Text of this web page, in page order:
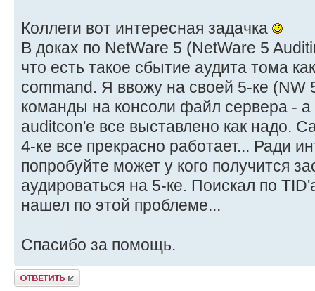
Коллеги вот интересная задачка
В доках по NetWare 5 (NetWare 5
что есть такое сбытие аудита тома
command. Я ввожу на своей 5-ке (NW
команды на консоли файл сервера - а
auditcon'е все выставлено как надо.
4-ке все прекрасно работает... Ради
попробуйте может у кого получится
аудироваться на 5-ке. Поискал по
нашел по этой проблеме...
Спасибо за помощь.
Ответить